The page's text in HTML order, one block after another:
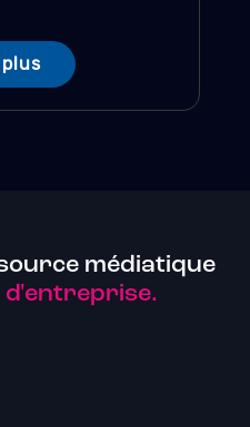
médiatique
d'entreprise.